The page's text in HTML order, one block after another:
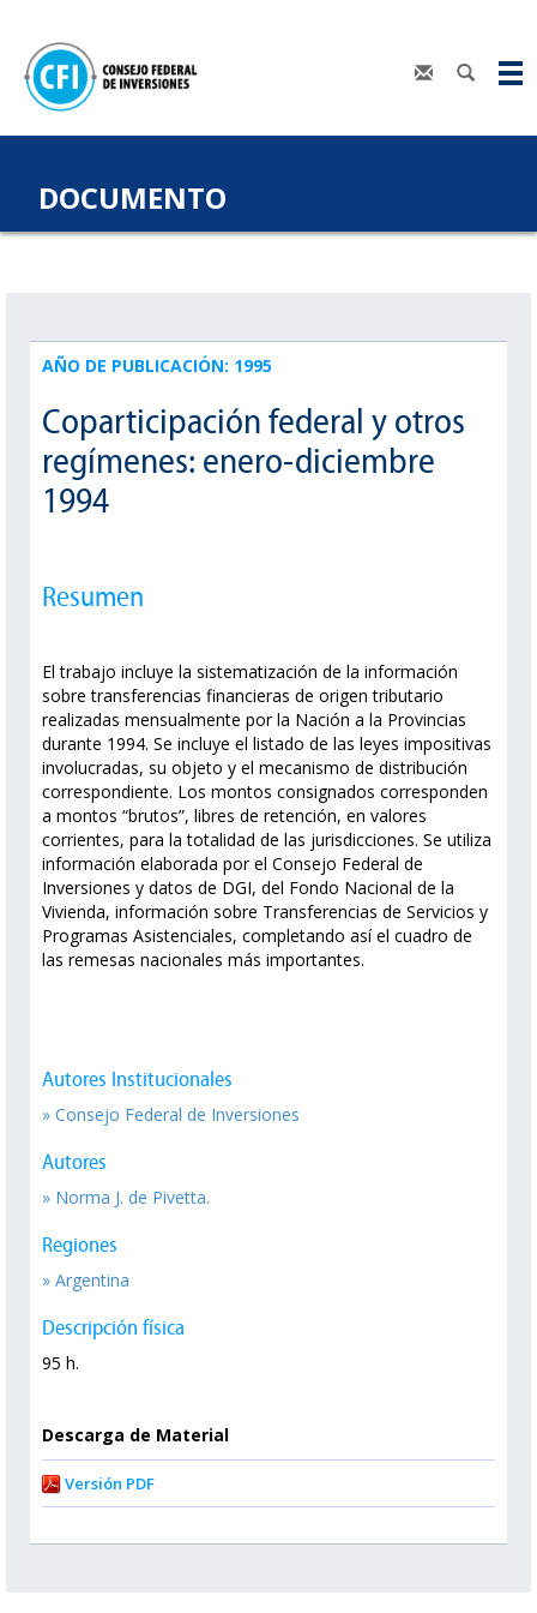
DOCUMENTO
AÑO DE PUBLICACIÓN: 1995
Coparticipación federal y otros
regímenes: enero-diciembre
1994
Resumen
El trabajo incluye la sistematización de la información
sobre transferencias financieras de origen tributario
realizadas mensualmente por la Nación a la Provincias
durante 1994. Se incluye el listado de las leyes impositivas
involucradas, su objeto y el mecanismo de distribución
correspondiente. Los montos consignados corresponden
a montos “brutos”, libres de retención, en valores
corrientes, para la totalidad de las jurisdicciones. Se utiliza
información elaborada por el Consejo Federal de
Inversiones y datos de DGI, del Fondo Nacional de la
Vivienda, información sobre Transferencias de Servicios y
Programas Asistenciales, completando así el cuadro de
las remesas nacionales más importantes.
Autores Institucionales
» Consejo Federal de Inversiones
Autores
» Norma J. de Pivetta.
Regiones
» Argentina
Descripción física
95 h.
Descarga de Material
Versión PDF